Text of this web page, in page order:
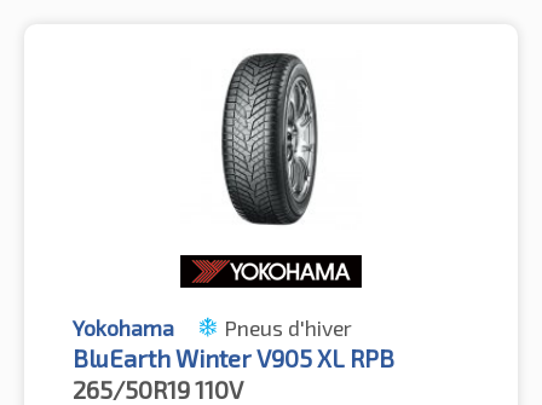
Yokohama Pneus d'hiver
BluEarth Winter V905 XL RPB
265/50R19110V